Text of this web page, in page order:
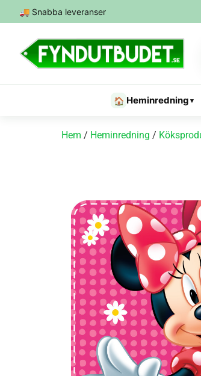
🚚 Snabba leveranser
🏠 Heminredning ▾
Hem / Heminredning /